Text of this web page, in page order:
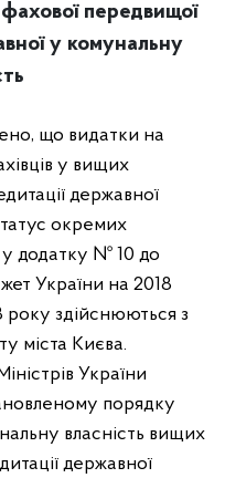
передвищої
у комунальну
що видатки на
у вищих
державної
окремих
додатку № 10 до
України на 2018
року здійснюються з
міста Києва.
України
порядку
власність вищих
державної